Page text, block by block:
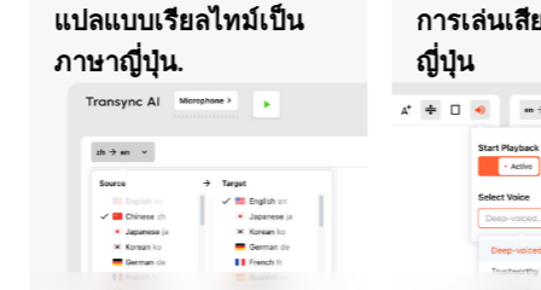
แปลแบบเรียลไทม์เป็น
ภาษาญี่ปุ่น.
การเล่นเสีย
ญี่ปุ่น